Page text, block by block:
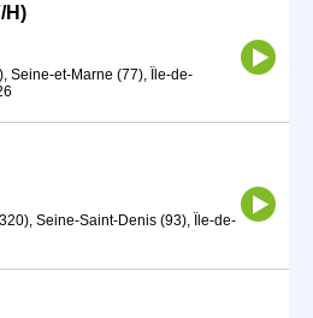
H)
Seine-et-Marne (77), Île-de-
Seine-Saint-Denis (93), Île-de-